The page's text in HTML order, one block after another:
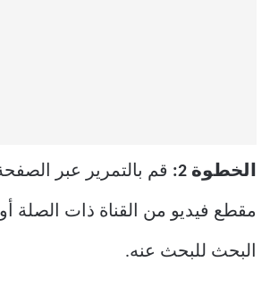
الخطوة 2: قم بالتمرير عبر
مقطع فيديو من القناة ذات الصلة
البحث للبحث عنه.